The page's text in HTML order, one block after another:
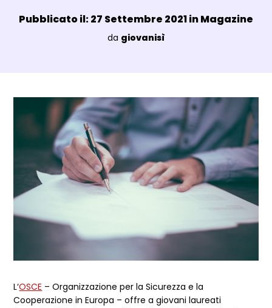
Data e ora:
Pubblicato il: 27 Settembre 2021 inMagazine
Luogo:
da giovanisì
Dettagli Post Magazine
L‘OSCE – Organizzazione per la Sicurezza e la
Cooperazione in Europa – offre a giovani laureati